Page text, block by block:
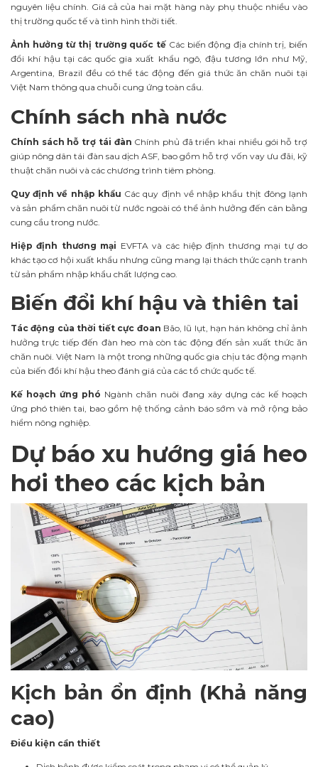
nguyên liệu chính. Giá cả của hai mặt hàng này phụ thuộc nhiều vào
thị trường quốc tế và tình hình thời tiết.
Ảnh hưởng từ thị trường quốc tế Các biến động địa chính trị, biến
đổi khí hậu tại các quốc gia xuất khẩu ngô, đậu tương lớn như Mỹ,
Argentina, Brazil đều có thể tác động đến giá thức ăn chăn nuôi tại
Việt Nam thông qua chuỗi cung ứng toàn cầu.
Chính sách nhà nước
Chính sách hỗ trợ tái đàn Chính phủ đã triển khai nhiều gói hỗ trợ
giúp nông dân tái đàn sau dịch ASF, bao gồm hỗ trợ vốn vay ưu đãi, kỹ
thuật chăn nuôi và các chương trình tiêm phòng.
Quy định về nhập khẩu Các quy định về nhập khẩu thịt đông lạnh
và sản phẩm chăn nuôi từ nước ngoài có thể ảnh hưởng đến cân bằng
cung cầu trong nước.
Hiệp định thương mại EVFTA và các hiệp định thương mại tự do
khác tạo cơ hội xuất khẩu nhưng cũng mang lại thách thức cạnh tranh
từ sản phẩm nhập khẩu chất lượng cao.
Biến đổi khí hậu và thiên tai
Tác động của thời tiết cực đoan Bão, lũ lụt, hạn hán không chỉ ảnh
hưởng trực tiếp đến đàn heo mà còn tác động đến sản xuất thức ăn
chăn nuôi. Việt Nam là một trong những quốc gia chịu tác động mạnh
của biến đổi khí hậu theo đánh giá của các tổ chức quốc tế.
Kế hoạch ứng phó Ngành chăn nuôi đang xây dựng các kế hoạch
ứng phó thiên tai, bao gồm hệ thống cảnh báo sớm và mở rộng bảo
hiểm nông nghiệp.
Dự báo xu hướng giá heo
hơi theo các kịch bản
Kịch bản ổn định (Khả năng
cao)
Điều kiện cần thiết